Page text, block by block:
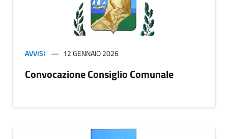
AVVISI 12 GENNAIO 2026
Convocazione Consiglio Comunale